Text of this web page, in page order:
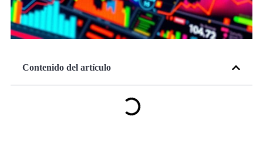
Contenido del artículo